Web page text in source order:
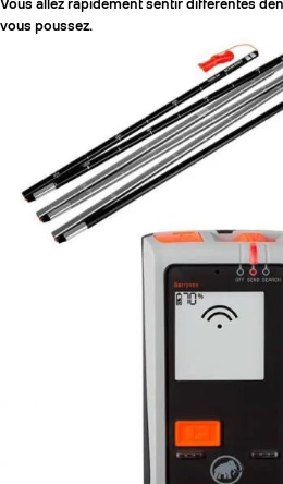
Vous allez rapidement sentir différentes
vous poussez.